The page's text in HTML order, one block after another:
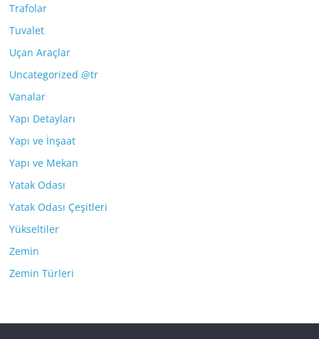
Trafolar
Tuvalet
Uçan Araçlar
Uncategorized @tr
Vanalar
Yapı Detayları
Yapı ve İnşaat
Yapı ve Mekan
Yatak Odası
Yatak Odası Çeşitleri
Yükseltiler
Zemin
Zemin Türleri